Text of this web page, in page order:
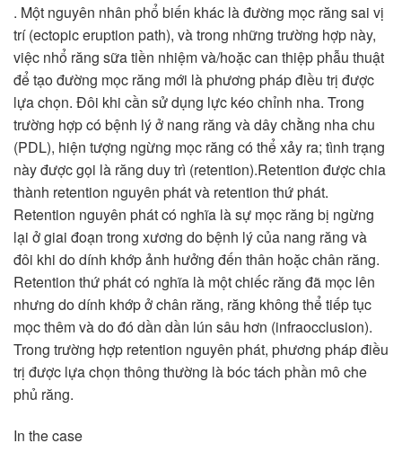
. Một nguyên nhân phổ biến khác là đường mọc răng sai vị
trí (ectopic eruption path), và trong những trường hợp này,
việc nhổ răng sữa tiền nhiệm và/hoặc can thiệp phẫu thuật
để tạo đường mọc răng mới là phương pháp điều trị được
lựa chọn. Đôi khi cần sử dụng lực kéo chỉnh nha. Trong
trường hợp có bệnh lý ở nang răng và dây chằng nha chu
(PDL), hiện tượng ngừng mọc răng có thể xảy ra; tình trạng
này được gọi là răng duy trì (retention).Retention được chia
thành retention nguyên phát và retention thứ phát.
Retention nguyên phát có nghĩa là sự mọc răng bị ngừng
lại ở giai đoạn trong xương do bệnh lý của nang răng và
đôi khi do dính khớp ảnh hưởng đến thân hoặc chân răng.
Retention thứ phát có nghĩa là một chiếc răng đã mọc lên
nhưng do dính khớp ở chân răng, răng không thể tiếp tục
mọc thêm và do đó dần dần lún sâu hơn (infraocclusion).
Trong trường hợp retention nguyên phát, phương pháp điều
trị được lựa chọn thông thường là bóc tách phần mô che
phủ răng.
In the case